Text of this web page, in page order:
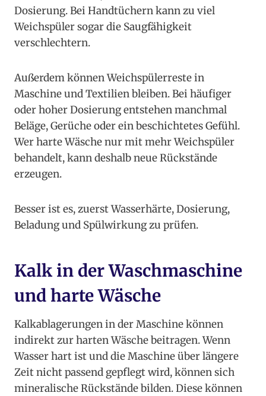
Dosierung. Bei Handtüchern kann zu viel
Weichspüler sogar die Saugfähigkeit
verschlechtern.
Außerdem können Weichspülerreste in
Maschine und Textilien bleiben. Bei häufiger
oder hoher Dosierung entstehen manchmal
Beläge, Gerüche oder ein beschichtetes Gefühl.
Wer harte Wäsche nur mit mehr Weichspüler
behandelt, kann deshalb neue Rückstände
erzeugen.
Besser ist es, zuerst Wasserhärte, Dosierung,
Beladung und Spülwirkung zu prüfen.
Kalk in der Waschmaschine
und harte Wäsche
Kalkablagerungen in der Maschine können
indirekt zur harten Wäsche beitragen. Wenn
Wasser hart ist und die Maschine über längere
Zeit nicht passend gepflegt wird, können sich
mineralische Rückstände bilden. Diese können